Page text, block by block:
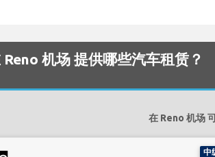
机场 提供哪些汽车租赁？
在 Reno 机场
中